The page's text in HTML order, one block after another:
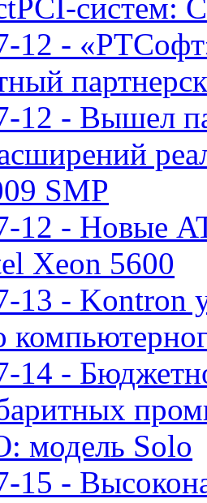
систем:
12 -
12 - Вышел
SMP
12 - Новые
Xeon 5600
13 - Kontron
14 -
модель Solo
15 -